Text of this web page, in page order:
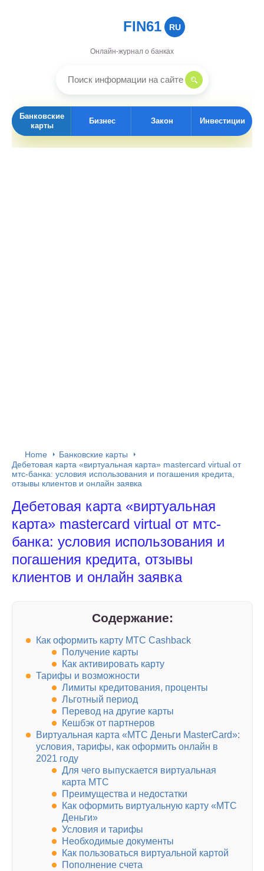
FIN61 RU
Онлайн-журнал о банках
Банковские
карты
Бизнес Закон Инвестиции
Home
Банковские карты
Дебетовая карта «виртуальная карта» mastercard virtual от
мтс-банка: условия использования и погашения кредита,
отзывы клиентов и онлайн заявка
Дебетовая карта «виртуальная
карта» mastercard virtual от мтс-
банка: условия использования и
погашения кредита, отзывы
клиентов и онлайн заявка
Содержание:
Как оформить карту МТС Cashback
Получение карты
Как активировать карту
Тарифы и возможности
Лимиты кредитования, проценты
Льготный период
Перевод на другие карты
Кешбэк от партнеров
Виртуальная карта «МТС Деньги MasterCard»:
условия, тарифы, как оформить онлайн в
2021 году
Для чего выпускается виртуальная
карта МТС
Преимущества и недостатки
Как оформить виртуальную карту «МТС
Деньги»
Условия и тарифы
Необходимые документы
Как пользоваться виртуальной картой
Пополнение счета